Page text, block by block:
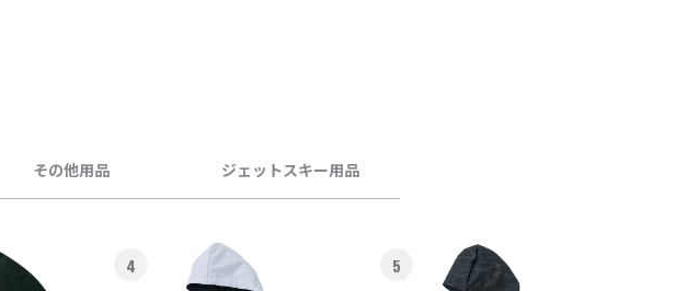
その他用品 ジェットスキー用品
4 5